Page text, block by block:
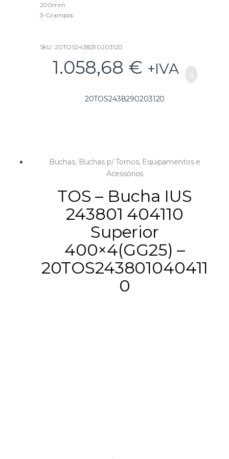
f
5
200mm
3-Grampos
SKU: 20TOS2438290203120
1.058,68 € +IVA
20TOS2438290203120
Buchas, Buchas p/ Tornos, Equipamentos e
Acessórios
TOS – Bucha IUS
243801 404110
Superior
400×4(GG25) –
20TOS243801040411
0